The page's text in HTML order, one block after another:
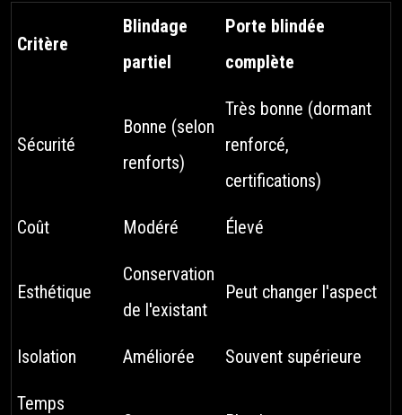
Critère
Blindage
partiel
Porte blindée
complète
Sécurité
Bonne (selon
renforts)
Très bonne (dormant
renforcé,
certifications)
Coût Modéré Élevé
Esthétique
Conservation
de l'existant
Peut changer l'aspect
Isolation Améliorée Souvent supérieure
Temps